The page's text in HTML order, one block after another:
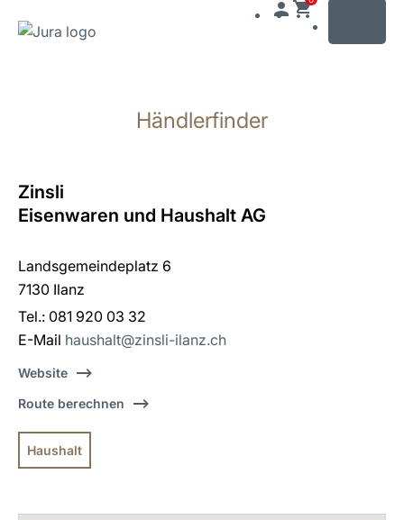
wechseln
Händlerfinder
Zinsli
Eisenwaren und Haushalt AG
Landsgemeindeplatz 6
7130 Ilanz
Tel.: 081 920 03 32
E-Mail haushalt@zinsli-ilanz.ch
Website
Route berechnen
Haushalt